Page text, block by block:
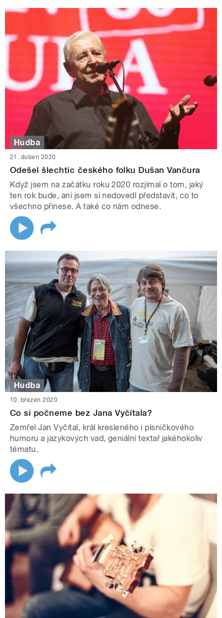
Hudba
21. duben 2020
Odešel šlechtic českého folku Dušan Vančura
Když jsem na začátku roku 2020 rozjímal o tom, jaký
ten rok bude, ani jsem si nedovedl představit, co to
všechno přinese. A také co nám odnese.
Hudba
10. březen 2020
Co si počneme bez Jana Vyčítala?
Zemřel Jan Vyčítal, král kresleného i písničkového
humoru a jazykových vad, geniální textař jakéhokoliv
tématu.